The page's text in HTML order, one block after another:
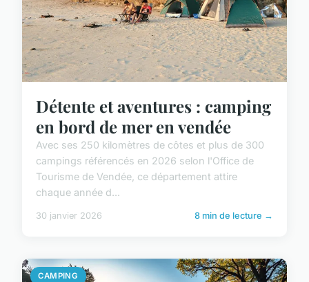
Détente et aventures : camping
en bord de mer en vendée
Avec ses 250 kilomètres de côtes et plus de 300
campings référencés en 2026 selon l'Office de
Tourisme de Vendée, ce département attire
chaque année d...
30 janvier 2026 8 min de lecture →
CAMPING